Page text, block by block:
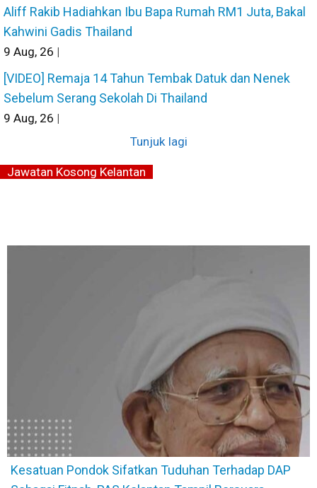
Aliff Rakib Hadiahkan Ibu Bapa Rumah RM1 Juta, Bakal
Kahwini Gadis Thailand
9 Aug, 26 |
[VIDEO] Remaja 14 Tahun Tembak Datuk dan Nenek
Sebelum Serang Sekolah Di Thailand
9 Aug, 26 |
Tunjuk lagi
Jawatan Kosong Kelantan
Kesatuan Pondok Sifatkan Tuduhan Terhadap DAP